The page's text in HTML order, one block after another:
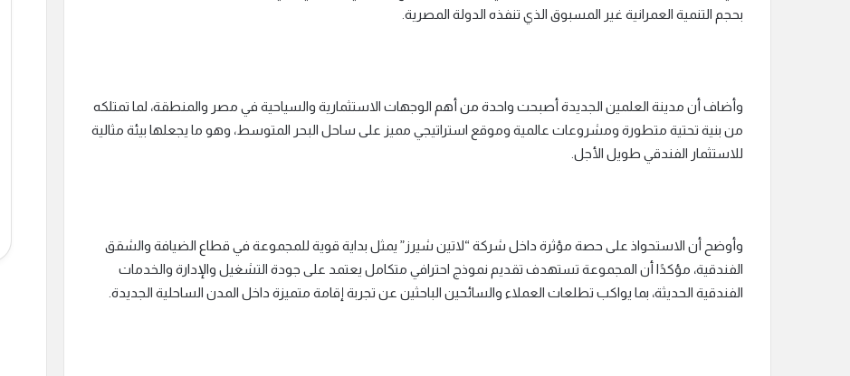
بحجم التنمية العمرانية غير المسبوق الذي تنفذه الدولة المصرية.
وأضاف أن مدينة العلمين الجديدة أصبحت واحدة من أهم الوجهات الاستثمارية والسياحية في مصر والمنطقة، لما تمتلكه
من بنية تحتية متطورة ومشروعات عالمية وموقع استراتيجي مميز على ساحل البحر المتوسط، وهو ما يجعلها بيئة مثالية
للاستثمار الفندقي طويل الأجل.
وأوضح أن الاستحواذ على حصة مؤثرة داخل شركة “لاتين شيرز” يمثل بداية قوية للمجموعة في قطاع الضيافة والشقق
الفندقية، مؤكدًا أن المجموعة تستهدف تقديم نموذج احترافي متكامل يعتمد على جودة التشغيل والإدارة والخدمات
الفندقية الحديثة، بما يواكب تطلعات العملاء والسائحين الباحثين عن تجربة إقامة متميزة داخل المدن الساحلية الجديدة.